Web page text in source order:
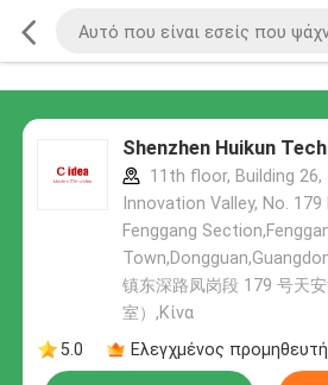
Shenzhen Huikun
11th floor, Building 26,
Innovation Valley, No.
Fenggang
镇东深路凤岗段 179 号天
室）,Κίνα
5.0
Ελεγχμένος